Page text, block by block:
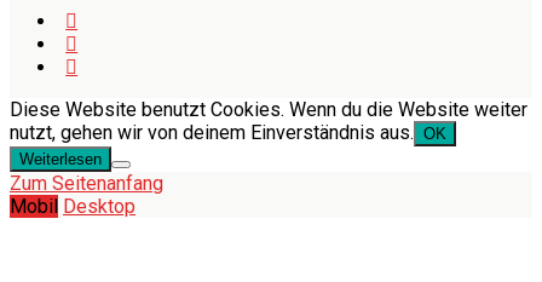
Diese Website benutzt Cookies. Wenn du die Website weiter
nutzt, gehen wir von deinem Einverständnis aus. OK
Weiterlesen
Zum Seitenanfang
Mobil Desktop